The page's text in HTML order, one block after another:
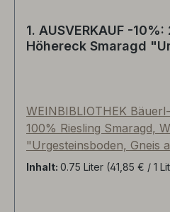
1. AUSVERKAUF -
Höhereck Smaragd
WEINBIBLIOTHEK
100% Riesling Smaragd,
"Urgesteinsboden, Gneis
Granitfelsen",
Inhalt: 0.75 Liter (41,85 € / 1